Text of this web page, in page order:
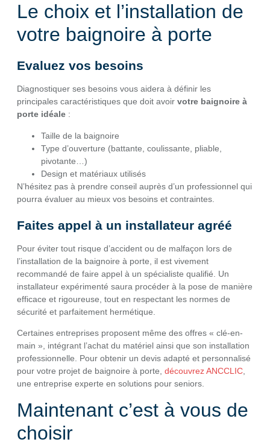
Le choix et l’installation de
votre baignoire à porte
Evaluez vos besoins
Diagnostiquer ses besoins vous aidera à définir les
principales caractéristiques que doit avoir votre baignoire à
porte idéale :
Taille de la baignoire
Type d’ouverture (battante, coulissante, pliable,
pivotante…)
Design et matériaux utilisés
N’hésitez pas à prendre conseil auprès d’un professionnel qui
pourra évaluer au mieux vos besoins et contraintes.
Faites appel à un installateur agréé
Pour éviter tout risque d’accident ou de malfaçon lors de
l’installation de la baignoire à porte, il est vivement
recommandé de faire appel à un spécialiste qualifié. Un
installateur expérimenté saura procéder à la pose de manière
efficace et rigoureuse, tout en respectant les normes de
sécurité et parfaitement hermétique.
Certaines entreprises proposent même des offres « clé-en-
main », intégrant l’achat du matériel ainsi que son installation
professionnelle. Pour obtenir un devis adapté et personnalisé
pour votre projet de baignoire à porte, découvrez ANCCLIC
une entreprise experte en solutions pour seniors.
Maintenant c’est à vous de
choisir